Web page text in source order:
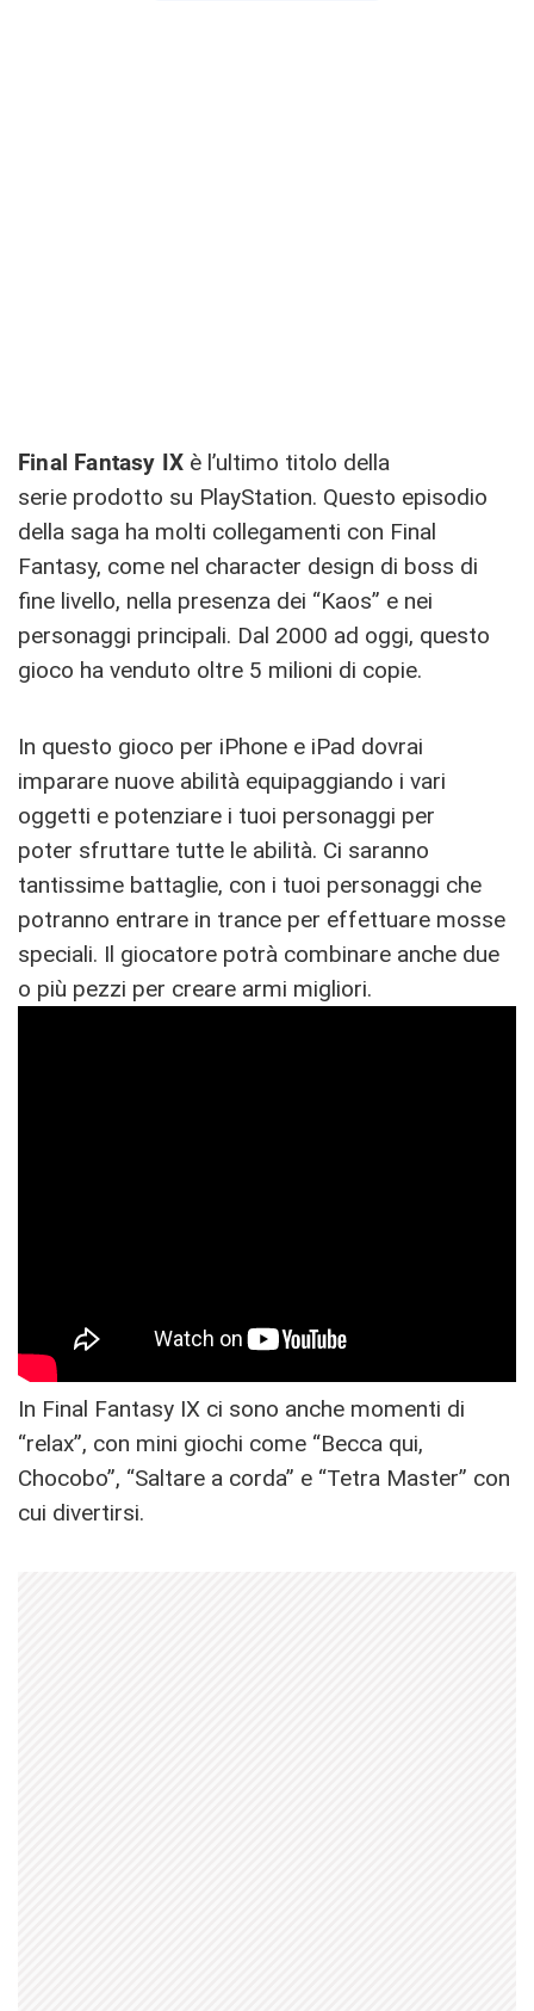
Final Fantasy IX è l’ultimo titolo della
serie prodotto su PlayStation. Questo episodio
della saga ha molti collegamenti con Final
Fantasy, come nel character design di boss di
fine livello, nella presenza dei “Kaos” e nei
personaggi principali. Dal 2000 ad oggi, questo
gioco ha venduto oltre 5 milioni di copie.
In questo gioco per iPhone e iPad dovrai
imparare nuove abilità equipaggiando i vari
oggetti e potenziare i tuoi personaggi per
poter sfruttare tutte le abilità. Ci saranno
tantissime battaglie, con i tuoi personaggi che
potranno entrare in trance per effettuare mosse
speciali. Il giocatore potrà combinare anche due
o più pezzi per creare armi migliori.
In Final Fantasy IX ci sono anche momenti di
“relax”, con mini giochi come “Becca qui,
Chocobo”, “Saltare a corda” e “Tetra Master” con
cui divertirsi.